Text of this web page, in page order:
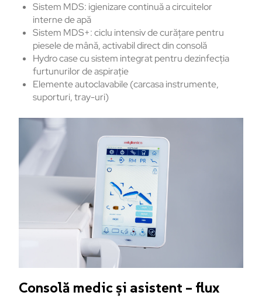
Sistem MDS: igienizare continuă a circuitelor
interne de apă
Sistem MDS+: ciclu intensiv de curățare pentru
piesele de mână, activabil direct din consolă
Hydro case cu sistem integrat pentru dezinfecția
furtunurilor de aspirație
Elemente autoclavabile (carcasa instrumente,
suporturi, tray-uri)
Consolă medic și asistent – flux